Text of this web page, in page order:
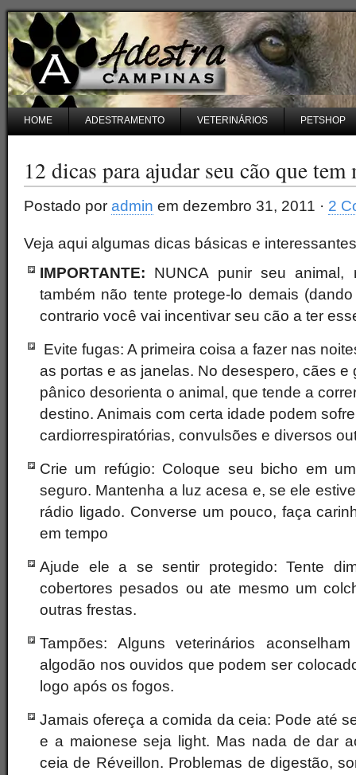
HOME ADESTRAMENTO VETERINÁRIOS PETSHOP
12 dicas para ajudar seu cão que
Postado por admin em dezembro 31, 2011 · 2
Veja aqui algumas dicas básicas e
IMPORTANTE: NUNCA punir seu
também não tente protege-lo demais
contrario você vai incentivar seu cão a ter
Evite fugas: A primeira coisa a fazer nas
as portas e as janelas. No desespero, cães e
pânico desorienta o animal, que tende a
destino. Animais com certa idade podem
cardiorrespiratórias, convulsões e diversos
Crie um refúgio: Coloque seu bicho em
seguro. Mantenha a luz acesa e, se ele
rádio ligado. Converse um pouco, faça
em tempo
Ajude ele a se sentir protegido: Tente
cobertores pesados ou ate mesmo um
outras frestas.
Tampões: Alguns veterinários
algodão nos ouvidos que podem ser
logo após os fogos.
Jamais ofereça a comida da ceia: Pode até
e a maionese seja light. Mas nada de dar
ceia de Réveillon. Problemas de digestão,